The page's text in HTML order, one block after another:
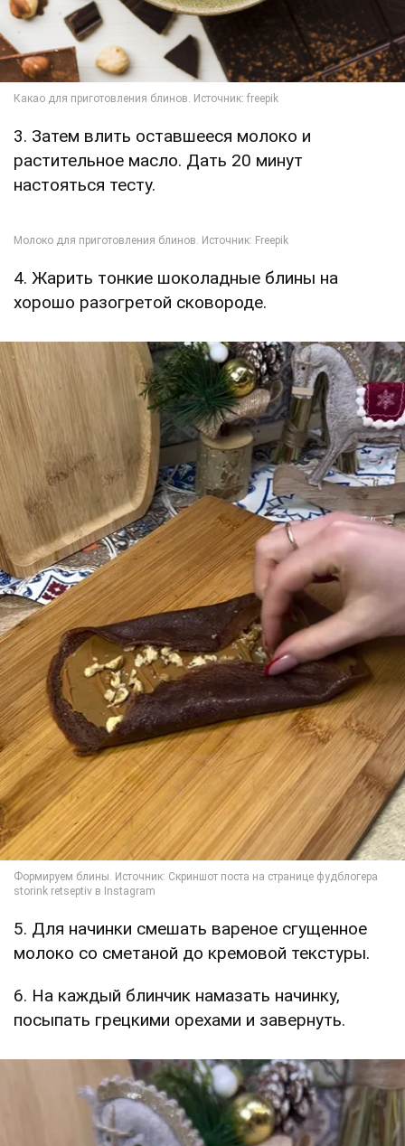
3. Затем влить оставшееся молоко и
растительное масло. Дать 20 минут
настояться тесту.
4. Жарить тонкие шоколадные блины на
хорошо разогретой сковороде.
5. Для начинки смешать вареное сгущенное
молоко со сметаной до кремовой текстуры.
6. На каждый блинчик намазать начинку,
посыпать грецкими орехами и завернуть.